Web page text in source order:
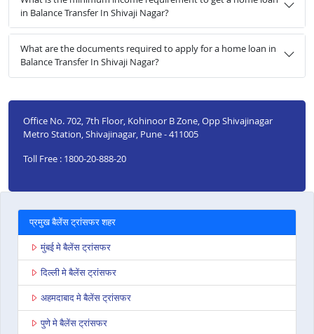
in Balance Transfer In Shivaji Nagar?
What are the documents required to apply for a home loan in
Balance Transfer In Shivaji Nagar?
Office No. 702, 7th Floor, Kohinoor B Zone, Opp Shivajinagar
Metro Station, Shivajinagar, Pune - 411005
Toll Free : 1800-20-888-20
प्रमुख बैलेंस ट्रांसफर शहर
मुंबई मे बैलेंस ट्रांसफर
दिल्ली मे बैलेंस ट्रांसफर
अहमदाबाद मे बैलेंस ट्रांसफर
पुणे मे बैलेंस ट्रांसफर